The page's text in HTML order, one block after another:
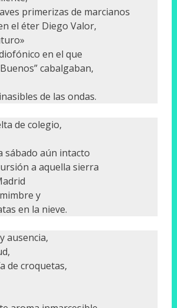
primerizas de marcianos
el éter Diego Valor,
en el que
cabalgaban,
de las ondas.
de colegio,
sábado aún intacto
a aquella sierra
y
en la nieve.
ausencia,
de croquetas,